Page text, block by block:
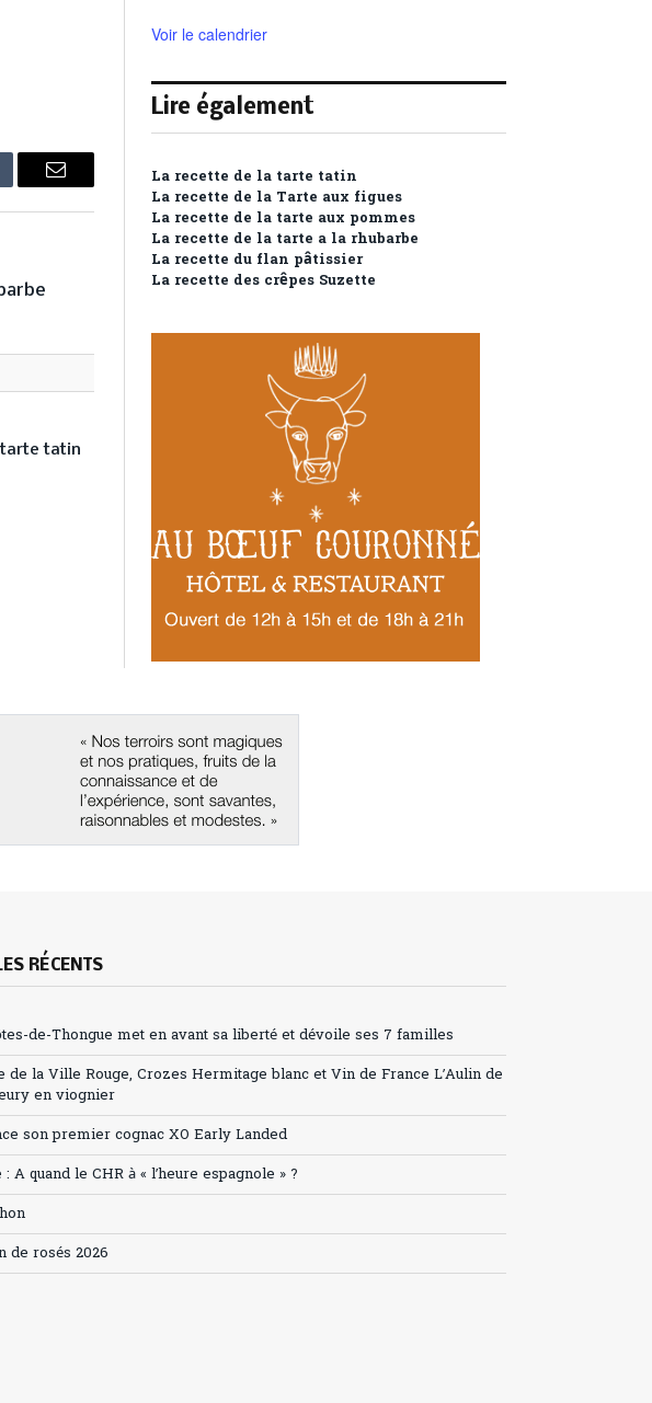
Email
tatin
Voir le calendrier
Lire également
La recette de la tarte tatin
La recette de la Tarte aux figues
La recette de la tarte aux pommes
La recette de la tarte a la rhubarbe
La recette du flan pâtissier
La recette des crêpes Suzette
RÉCENTS
de-Thongue met en avant sa liberté et dévoile ses 7 familles
de la Ville Rouge, Crozes Hermitage blanc et Vin de France L’Aulin de
en viognier
son premier cognac XO Early Landed
: A quand le CHR à « l’heure espagnole » ?
de rosés 2026